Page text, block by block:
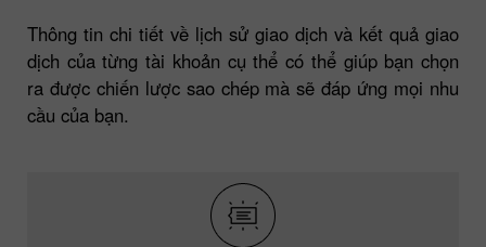
Thông tin chi tiết về lịch sử giao dịch và kết quả giao
dịch của từng tài khoản cụ thể có thể giúp bạn chọn
ra được chiến lược sao chép mà sẽ đáp ứng mọi nhu
cầu của bạn.